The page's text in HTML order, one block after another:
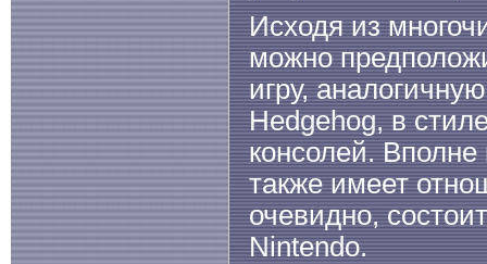
Исходя из
можно
игру,
Hedgehog, в
консолей.
также имеет
очевидно,
Nintendo.